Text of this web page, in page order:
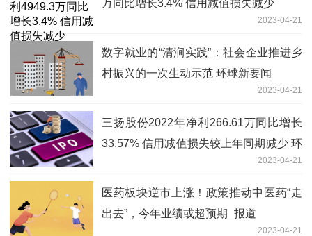
万同比增长3.4% 信用减值损失减少
2023-04-21
数字就业的“清涧实践”：社会企业推进乡
村振兴的一次生动示范 环球新要闻
2023-04-21
三扬股份2022年净利266.61万同比增长
33.57% 信用减值损失较上年同期减少 环
2023-04-21
医药板块逆市上涨！政策推动中医药“走
出去”，今年业绩或超预期_报道
2023-04-21